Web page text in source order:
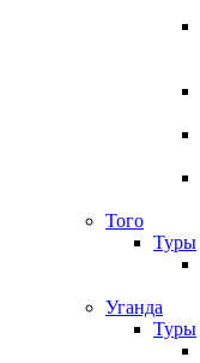
Того
Туры
Уганда
Туры